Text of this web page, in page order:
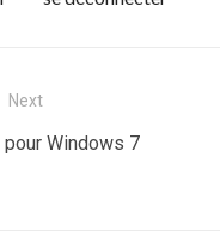
Next
Windows 7